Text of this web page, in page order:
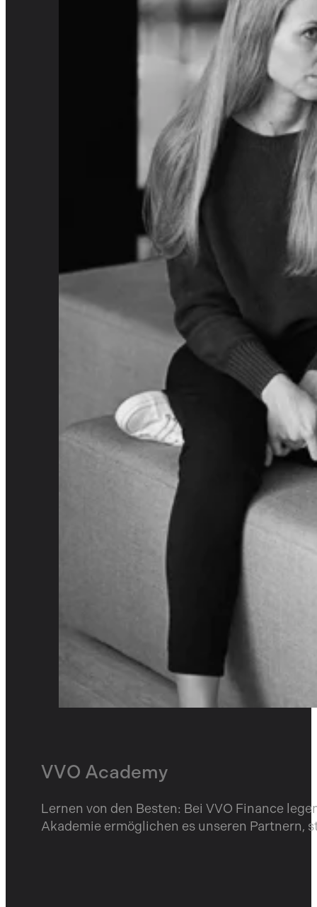
Familienunternehmen
Die VVO Haberger AG wurde 1985 von
uns keine leeren Versprechen, sondern Teil